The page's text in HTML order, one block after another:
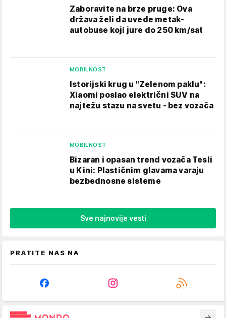
Zaboravite na brze pruge: Ova
država želi da uvede metak-
autobuse koji jure do 250 km/sat
MOBILNOST
Istorijski krug u "Zelenom paklu":
Xiaomi poslao električni SUV na
najtežu stazu na svetu - bez vozača
MOBILNOST
Bizaran i opasan trend vozača Tesli
u Kini: Plastičnim glavama varaju
bezbednosne sisteme
Sve najnovije vesti
PRATITE NAS NA